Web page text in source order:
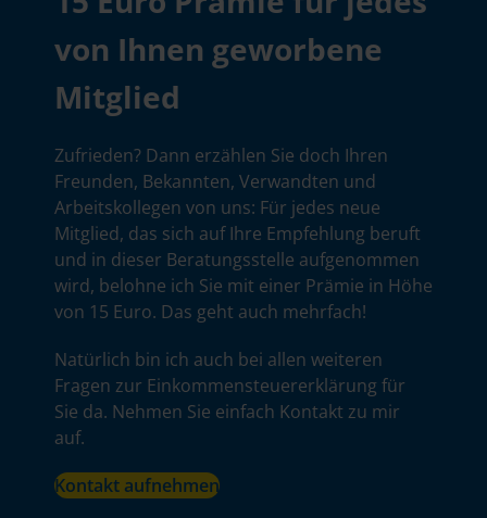
von Ihnen geworbene
Mitglied
Zufrieden? Dann erzählen Sie doch Ihren
Freunden, Bekannten, Verwandten und
Arbeitskollegen von uns: Für jedes neue
Mitglied, das sich auf Ihre Empfehlung beruft
und in dieser Beratungsstelle aufgenommen
wird, belohne ich Sie mit einer Prämie in Höhe
von 15 Euro. Das geht auch mehrfach!
Natürlich bin ich auch bei allen weiteren
Fragen zur Einkommensteuererklärung für
Sie da. Nehmen Sie einfach Kontakt zu mir
auf.
Kontakt aufnehmen